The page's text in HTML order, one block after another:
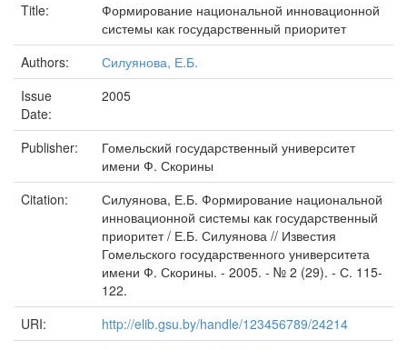
Title:
Формирование национальной инновационной
системы как государственный приоритет
Authors:
Силуянова, Е.Б.
Issue
Date:
2005
Publisher:
Гомельский государственный университет
имени Ф. Скорины
Citation:
Силуянова, Е.Б. Формирование национальной
инновационной системы как государственный
приоритет / Е.Б. Силуянова // Известия
Гомельского государственного университета
имени Ф. Скорины. - 2005. - № 2 (29). - С. 115-
122.
URI:
http://elib.gsu.by/handle/123456789/24214